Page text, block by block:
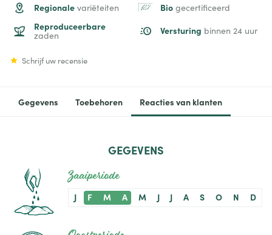
Regionale variëteiten Bio gecertificeerd
Reproduceerbare
zaden Versturing binnen 24 uur
Schrijf uw recensie
Gegevens Toebehoren Reacties van klanten
GEGEVENS
Zaaiperiode
J F M A M J J A S O N D